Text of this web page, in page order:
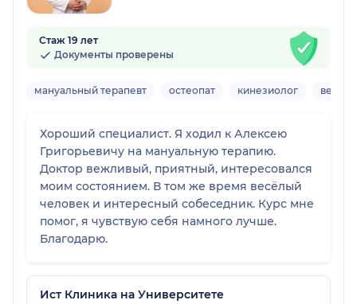
Стаж 19 лет
Документы проверены
мануальный терапевт остеопат кинезиолог
Хороший специалист. Я ходил к Алексею
Григорьевичу на мануальную терапию.
Доктор вежливый, приятный, интересовался
моим состоянием. В том же время весёлый
человек и интересный собеседник. Курс мне
помог, я чувствую себя намного лучше.
Благодарю.
Ист Клиника на Университете